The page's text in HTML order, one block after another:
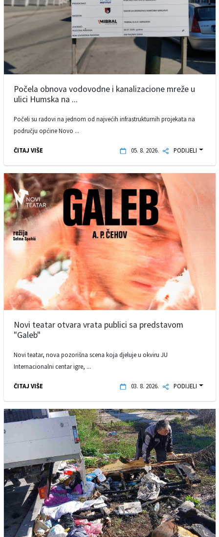
Počela obnova vodovodne i kanalizacione mreže u
ulici Humska na ...
Počeli su radovi na jednom od najvećih infrastrukturnih projekata na
području općine Novo ...
ČITAJ VIŠE 05. 8. 2026. PODIJELI
Novi teatar otvara vrata publici sa predstavom
"Galeb"
Novi teatar, nova pozorišna scena koja djeluje u okviru JU
Internacionalni centar igre, ...
ČITAJ VIŠE 03. 8. 2026. PODIJELI